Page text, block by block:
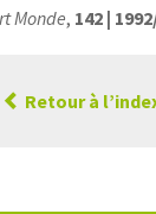
Monde, 142 |
Retour à